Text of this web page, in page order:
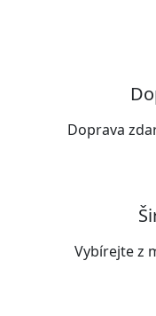
Doprava
Vybírejte z